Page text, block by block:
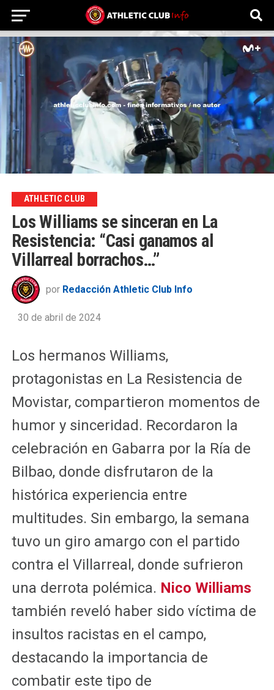
ATHLETIC CLUB
Los Williams se sinceran en La
Resistencia: “Casi ganamos al
Villarreal borrachos…”
por Redacción Athletic Club Info
30 de abril de 2024
Los hermanos Williams,
protagonistas en La Resistencia de
Movistar, compartieron momentos de
humor y sinceridad. Recordaron la
celebración en Gabarra por la Ría de
Bilbao, donde disfrutaron de la
histórica experiencia entre
multitudes. Sin embargo, la semana
tuvo un giro amargo con el partido
contra el Villarreal, donde sufrieron
una derrota polémica. Nico Williams
también reveló haber sido víctima de
insultos racistas en el campo,
destacando la importancia de
combatir este tipo de